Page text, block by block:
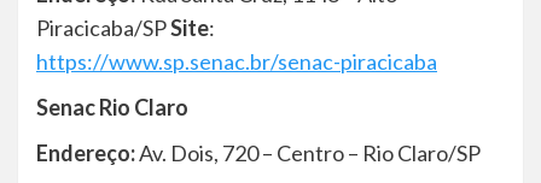
Piracicaba/SPSite:
https://www.sp.senac.br/senac-piracicaba
Senac Rio Claro
Endereço:Av. Dois, 720 – Centro – Rio Claro/SP